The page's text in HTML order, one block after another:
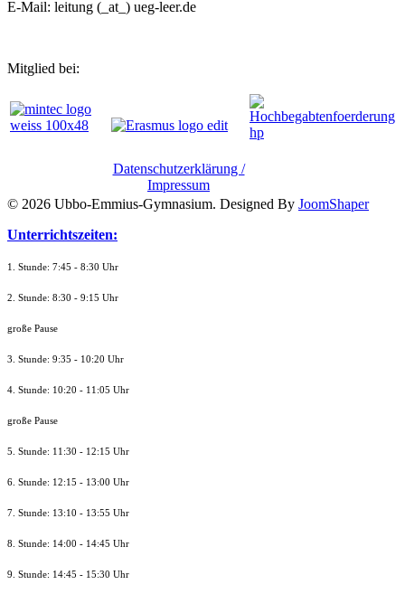
E-Mail: leitung (_at_) ueg-leer.de
Mitglied bei:
Datenschutzerklärung /
Impressum
© 2026 Ubbo-Emmius-Gymnasium. Designed By JoomShaper
Unterrichtszeiten:
1. Stunde: 7:45 - 8:30 Uhr
2. Stunde: 8:30 - 9:15 Uhr
große Pause
3. Stunde: 9:35 - 10:20 Uhr
4. Stunde: 10:20 - 11:05 Uhr
große Pause
5. Stunde: 11:30 - 12:15 Uhr
6. Stunde: 12:15 - 13:00 Uhr
7. Stunde: 13:10 - 13:55 Uhr
8. Stunde: 14:00 - 14:45 Uhr
9. Stunde: 14:45 - 15:30 Uhr